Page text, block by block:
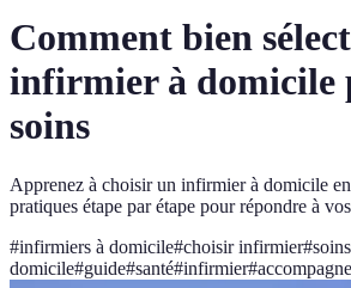
Comment bien
infirmier à domicile
soins
Apprenez à choisir un infirmier à domicile
pratiques étape par étape pour répondre à
#infirmiers à domicile#choisir infirmier#
domicile#guide#santé#infirmier#